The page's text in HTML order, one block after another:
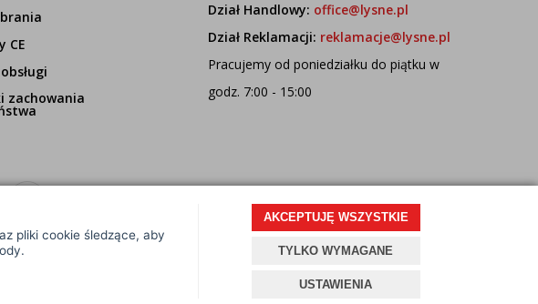
pliki cookie śledzące, aby
AKCEPTUJĘ WSZYSTKIE
TYLKO WYMAGANE
USTAWIENIA
CE
zachowania
Dział Handlowy: office@lysne.pl
Dział Reklamacji: reklamacje@lysne.pl
Pracujemy od poniedziałku do piątku w
godz. 7:00 - 15:00